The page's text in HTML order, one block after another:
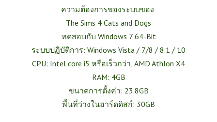
ความต้องการของระบบของ
The Sims 4 Cats and Dogs
ทดสอบกับ Windows 7 64-Bit
ระบบปฏิบัติการ: Windows Vista / 7/8 / 8.1 / 10
CPU: Intel core i5 หรือเร็วกว่า, AMD Athlon X4
RAM: 4GB
ขนาดการตั้งค่า: 23.8GB
พื้นที่ว่างในฮาร์ดดิสก์: 30GB